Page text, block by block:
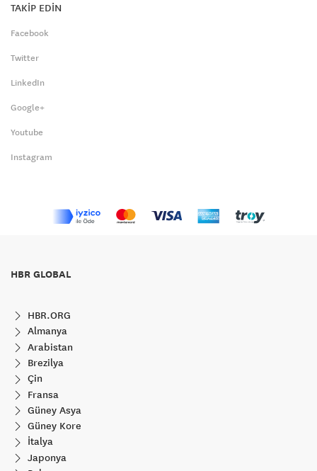
TAKİP EDİN
Facebook
Twitter
LinkedIn
Google+
Youtube
Instagram
HBR GLOBAL
HBR.ORG
Almanya
Arabistan
Brezilya
Çin
Fransa
Güney Asya
Güney Kore
İtalya
Japonya